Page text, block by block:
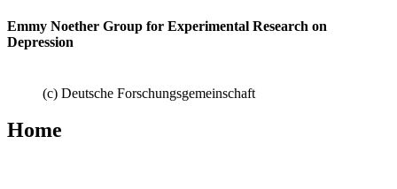
Emmy Noether Group for Experimental Research on
Depression
(c) Deutsche Forschungsgemeinschaft
Home